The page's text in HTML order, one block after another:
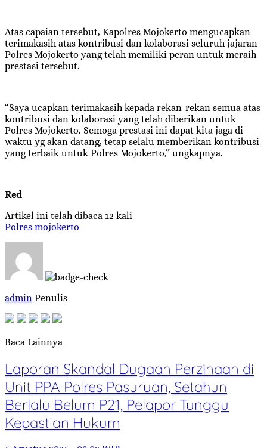
Atas capaian tersebut, Kapolres Mojokerto mengucapkan
terimakasih atas kontribusi dan kolaborasi seluruh jajaran
Polres Mojokerto yang telah memiliki peran untuk meraih
prestasi tersebut.
“Saya ucapkan terimakasih kepada rekan-rekan semua atas
kontribusi dan kolaborasi yang telah diberikan untuk
Polres Mojokerto. Semoga prestasi ini dapat kita jaga di
waktu yg akan datang, tetap selalu memberikan kontribusi
yang terbaik untuk Polres Mojokerto,” ungkapnya.
Red
Artikel ini telah dibaca 12 kali
Polres mojokerto
admin Penulis
Baca Lainnya
Laporan Skandal Dugaan Perzinaan di
Unit PPA Polres Pasuruan, Setahun
Berlalu Belum P21, Pelapor Tunggu
Kepastian Hukum